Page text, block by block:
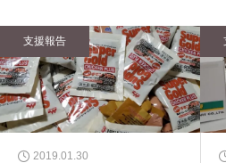
支援報告
2019.01.30